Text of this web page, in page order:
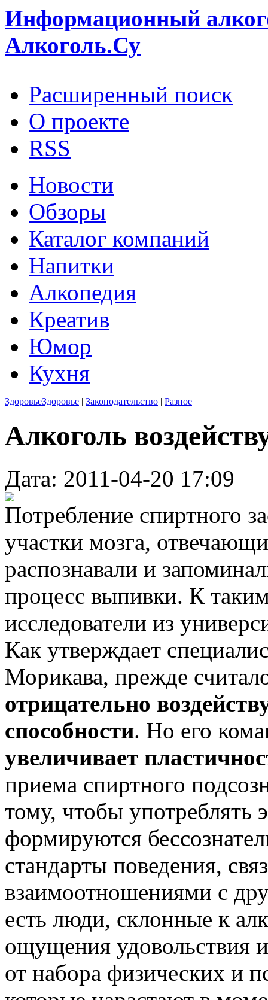
Информационный
Алкоголь.Су
Расширенный поиск
О проекте
RSS
Новости
Обзоры
Каталог компаний
Напитки
Алкопедия
Креатив
Юмор
Кухня
ЗдоровьеЗдоровье | Законодательство | Разное
Алкоголь
Дата: 2011-04-20 17:09
Потребление спиртного
участки мозга,
распознавали и
процесс выпивки. К
исследователи из
Как утверждает
Морикава, прежде
отрицательно
способности. Но его
увеличивает
приема спиртного
тому, чтобы употреблять
формируются
стандарты поведения,
взаимоотношениями с
есть люди, склонные к
ощущения удовольствия
от набора физических и